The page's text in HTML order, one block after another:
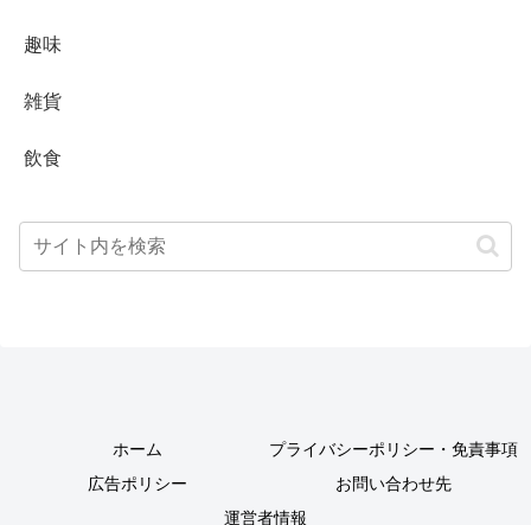
趣味
雑貨
飲食
ホーム
プライバシーポリシー・免責事項
広告ポリシー
お問い合わせ先
運営者情報